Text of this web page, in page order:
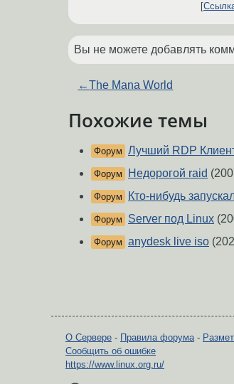
Вы не можете добавлять
←The Mana World
Похожие темы
Форум Лучший RDP
Форум Недорогой raid
Форум Кто-нибудь
Форум Server под Linux
Форум anydesk live iso
О Сервере - Правила форума -
Сообщить об ошибке
https://www.linux.org.ru/